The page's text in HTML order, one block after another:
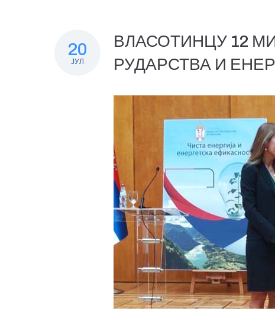
20
ЈУЛ
ВЛАСОТИНЦУ 12
РУДАРСТВА И